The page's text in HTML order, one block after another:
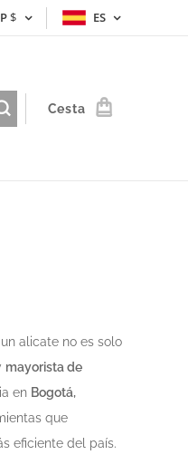
$ ES
Cesta
alicate no es solo
mayorista de
en Bogotá,
que
eficiente del país.